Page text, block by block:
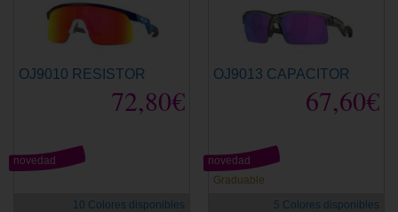
OJ9010 RESISTOR
72,80€
novedad
10 Colores disponibles
OJ9013 CAPACITOR
67,60€
Graduable
novedad
5 Colores disponibles